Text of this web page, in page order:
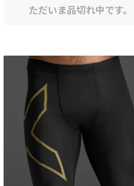
ただいま品切れ中です。